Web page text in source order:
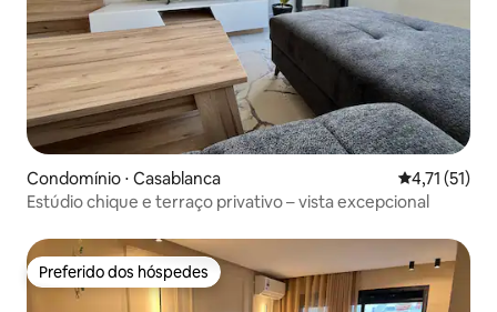
Condomínio ⋅ Casablanca 4,71 de uma
4,71 (51)
Estúdio chique e terraço privativo – vista excepcional
Preferido dos hóspedes
Preferido dos hóspedes